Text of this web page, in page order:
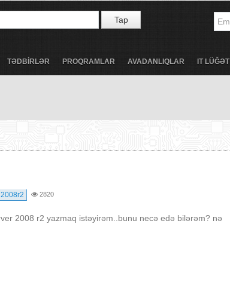
Tap
TƏDBİRLƏR PROQRAMLAR AVADANLIQLAR IT LÜĞƏT
2820
2008 r2 yazmaq istəyirəm..bunu necə edə bilərəm? nə